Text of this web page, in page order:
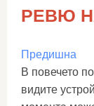
РЕВЮ
Предишна
В повечето
видите